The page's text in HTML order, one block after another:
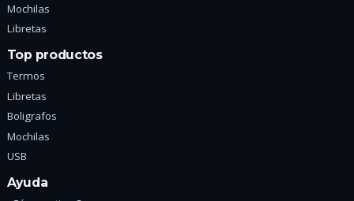
Mochilas
Libretas
Top productos
Termos
Libretas
Boligrafos
Mochilas
USB
Ayuda